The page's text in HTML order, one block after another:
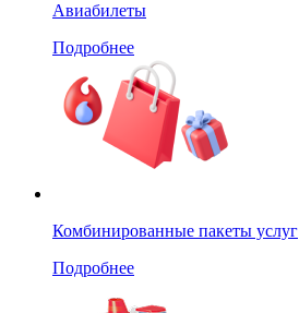
Авиабилеты
Подробнее
Комбинированные пакеты услуг
Подробнее